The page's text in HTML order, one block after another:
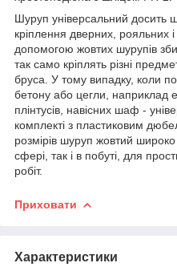
Шуруп універсальний досить
кріплення дверних, рояльних
допомогою жовтих шурупів
так само кріплять різні
бруса. У тому випадку, коли
бетону або цегли, наприклад
плінтусів, навісних шаф -
комплекті з пластиковим
розмірів шуруп жовтий широко
сфері, так і в побуті, для
робіт.
Приховати
Характеристики